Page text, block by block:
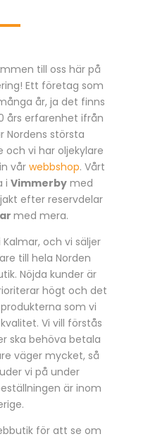
till oss här på
Ett företag som
år, ja det finns
års erfarenhet ifrån
Nordens största
och vi har oljekylare
vår webbshop. Vårt
iVimmerby med
efter reservdelar
med mera.
och vi säljer
till hela Norden
Nöjda kunder är
högt och det
som vi
Vi vill förstås
ska behöva betala
väger mycket, så
vi på under
är inom
för att se om